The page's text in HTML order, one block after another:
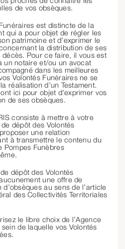
de vos obsèques.
est distincte de la
qui a pour objet de régler les
patrimoine et d’exprimer le
la distribution de ses
Pour ce faire, il vous est
un notaire et/ou un avocat
dans les meilleures
Volontés Funéraires ne se
réalisation d’un Testament.
ici pour objet d’exprimer vos
de ses obsèques.
consiste à mettre à votre
dépôt des Volontés
une relation
à transmettre le contenu du
Pompes Funèbres
dépôt des Volontés
une offre de
au sens de l’article
des Collectivités Territoriales
le libre choix de l’Agence
de laquelle vos Volontés